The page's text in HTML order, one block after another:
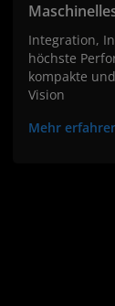
Integration,
höchste
kompakte
Vision
Mehr